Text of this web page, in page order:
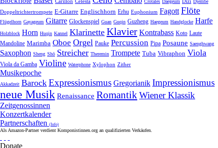
Carillon Crotales Daegeum Djembé
Doppeltrichtertrompete E-Gitarre Englischhorn Erhu Euphonium Fagott Flöte
Flügelhorn Gayageum Gitarre Glockenspiel Guan Guqin Guzheng Haegeum Handglocke Harfe
Holzblock Horn Huqin Kannel Klarinette Klavier Kontrabass Koto Laute
Mandoline Marimba Oboe Orgel Pauke Percussion Pipa Posaune Saenghwang
Saxophon Sheng Shō Streicher Theremin Trompete Tuba Vibraphon Viola
Viola da Gamba Violine Waterphone Xylophon Zither
Musikepoche
Akkadzeit Barock Expressionismus Gregorianik Impressionismus
neue Musik Renaissance RomantikWiener Klassik
Zeitgenossinnen
Konzertkalender
Partnerschaften (Info)
Als Amazon-Partner verdient Komponistinnen.org an qualifizierten Verkäufen.
Donate